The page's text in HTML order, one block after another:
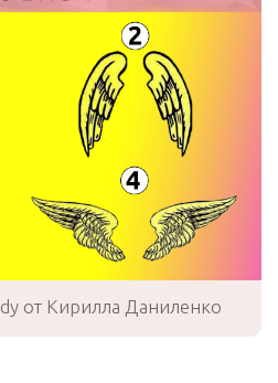
от Кирилла Даниленко